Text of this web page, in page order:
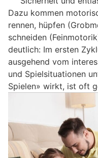
Dazu kommen
rennen, hüpfen
schneiden
deutlich: Im ersten
ausgehend vom
und Spielsituationen
Spielen» wirkt, ist oft